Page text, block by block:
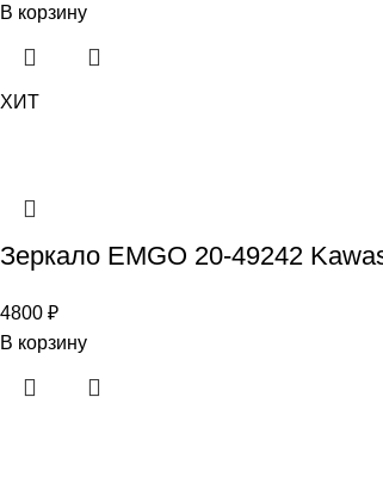
В корзину
ХИТ
Зеркало EMGO 20-49242
4800 ₽
В корзину